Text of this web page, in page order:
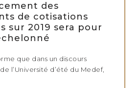
des
de cotisations
sur 2019 sera pour
que dans un discours
l’Université d’été du Medef,